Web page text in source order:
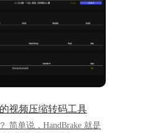
视频压缩转码工具